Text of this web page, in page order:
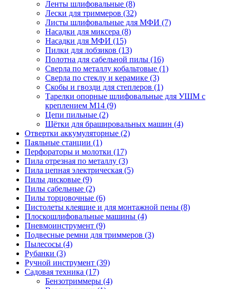
Ленты шлифовальные (8)
Лески для триммеров (32)
Листы шлифовальные для МФИ (7)
Насадки для миксера (8)
Насадки для МФИ (15)
Пилки для лобзиков (13)
Полотна для сабельной пилы (16)
Сверла по металлу кобальтовые (1)
Сверла по стеклу и керамике (3)
Скобы и гвозди для степлеров (1)
Тарелки опорные шлифовальные для УШМ с
креплением М14 (9)
Цепи пильные (2)
Щётки для брашировальных машин (4)
Отвертки аккумуляторные (2)
Паяльные станции (1)
Перфораторы и молотки (17)
Пила отрезная по металлу (3)
Пила цепная электрическая (5)
Пилы дисковые (9)
Пилы сабельные (2)
Пилы торцовочные (6)
Пистолеты клеящие и для монтажной пены (8)
Плоскошлифовальные машины (4)
Пневмоинструмент (9)
Подвесные ремни для триммеров (3)
Пылесосы (4)
Рубанки (3)
Ручной инструмент (39)
Садовая техника (17)
Бензотриммеры (4)